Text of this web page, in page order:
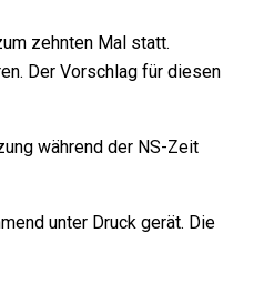
zehnten Mal statt.
Der Vorschlag für diesen
während der NS-Zeit
unter Druck gerät. Die